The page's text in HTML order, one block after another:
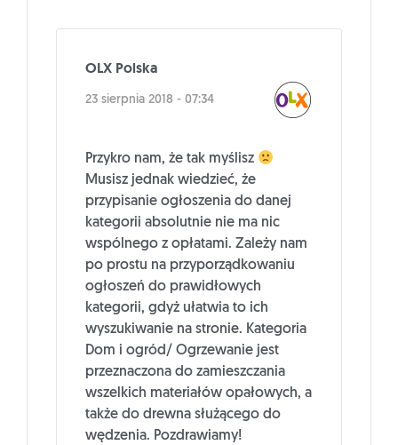
OLX Polska
23 sierpnia 2018 - 07:34
Przykro nam, że tak myślisz
Musisz jednak wiedzieć, że
przypisanie ogłoszenia do danej
kategorii absolutnie nie ma nic
wspólnego z opłatami. Zależy nam
po prostu na przyporządkowaniu
ogłoszeń do prawidłowych
kategorii, gdyż ułatwia to ich
wyszukiwanie na stronie. Kategoria
Dom i ogród/ Ogrzewanie jest
przeznaczona do zamieszczania
wszelkich materiałów opałowych, a
także do drewna służącego do
wędzenia. Pozdrawiamy!